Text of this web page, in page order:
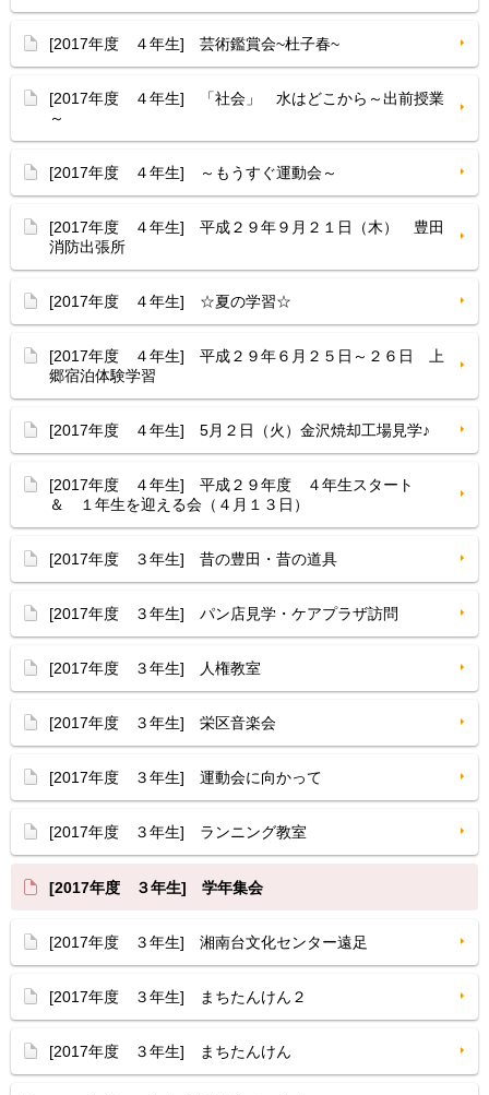
[2017年度 ４年生] 芸術鑑賞会~杜子春~
[2017年度 ４年生] 「社会」 水はどこから～出前授業
～
[2017年度 ４年生] ～もうすぐ運動会～
[2017年度 ４年生] 平成２９年９月２１日（木） 豊田
消防出張所
[2017年度 ４年生] ☆夏の学習☆
[2017年度 ４年生] 平成２９年６月２５日～２６日 上
郷宿泊体験学習
[2017年度 ４年生] 5月２日（火）金沢焼却工場見学♪
[2017年度 ４年生] 平成２９年度 ４年生スタート
＆ １年生を迎える会（４月１３日）
[2017年度 ３年生] 昔の豊田・昔の道具
[2017年度 ３年生] パン店見学・ケアプラザ訪問
[2017年度 ３年生] 人権教室
[2017年度 ３年生] 栄区音楽会
[2017年度 ３年生] 運動会に向かって
[2017年度 ３年生] ランニング教室
[2017年度 ３年生] 学年集会
[2017年度 ３年生] 湘南台文化センター遠足
[2017年度 ３年生] まちたんけん２
[2017年度 ３年生] まちたんけん